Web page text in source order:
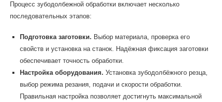
Процесс зубодолбежной обработки включает несколько
последовательных этапов:
Подготовка заготовки. Выбор материала, проверка его
свойств и установка на станок. Надёжная фиксация заготовки
обеспечивает точность обработки.
Настройка оборудования. Установка зубодолбёжного резца,
выбор режима резания, подачи и скорости обработки.
Правильная настройка позволяет достигнуть максимальной